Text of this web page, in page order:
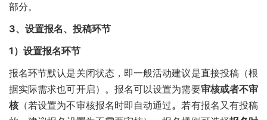
部分。
3、设置报名、投稿环节
1）设置报名环节
报名环节默认是关闭状态，即一般活动建议是直接投稿（根
据实际需求也可开启）。报名可以设置为需要审核或者不审
核（若设置为不审核报名时即自动通过。若有报名又有投稿